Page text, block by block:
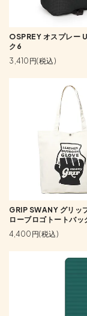
OSPREY オスプレー
ク6
3,410円(税込)
GRIP SWANY グリッ
ローブロゴトートバッ
4,400円(税込)